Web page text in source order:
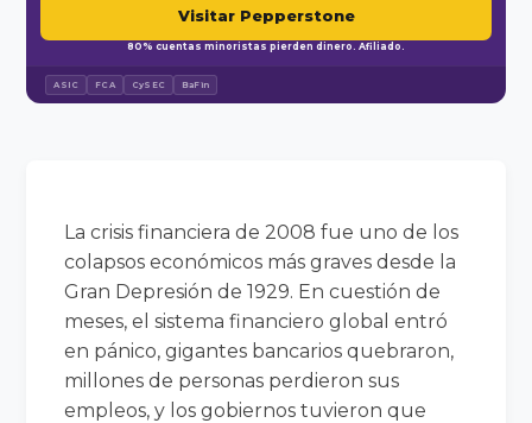
Visitar Pepperstone
80% cuentas minoristas pierden dinero. Afiliado.
ASIC FCA CySEC BaFin
La crisis financiera de 2008 fue uno de los
colapsos económicos más graves desde la
Gran Depresión de 1929. En cuestión de
meses, el sistema financiero global entró
en pánico, gigantes bancarios quebraron,
millones de personas perdieron sus
empleos, y los gobiernos tuvieron que